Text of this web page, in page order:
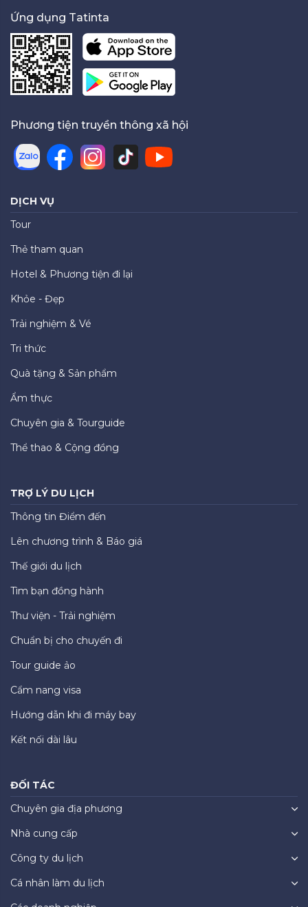
Ứng dụng Tatinta
Phương tiện truyền thông xã hội
DỊCH VỤ
Tour
Thẻ tham quan
Hotel & Phương tiện đi lại
Khỏe - Đẹp
Trải nghiệm & Vé
Tri thức
Quà tặng & Sản phẩm
Ẩm thực
Chuyên gia & Tourguide
Thể thao & Cộng đồng
TRỢ LÝ DU LỊCH
Thông tin Điểm đến
Lên chương trình & Báo giá
Thế giới du lịch
Tìm bạn đồng hành
Thư viện - Trải nghiệm
Chuẩn bị cho chuyến đi
Tour guide ảo
Cẩm nang visa
Hướng dẫn khi đi máy bay
Kết nối dài lâu
ĐỐI TÁC
Chuyên gia địa phương
Nhà cung cấp
Công ty du lịch
Cá nhân làm du lịch